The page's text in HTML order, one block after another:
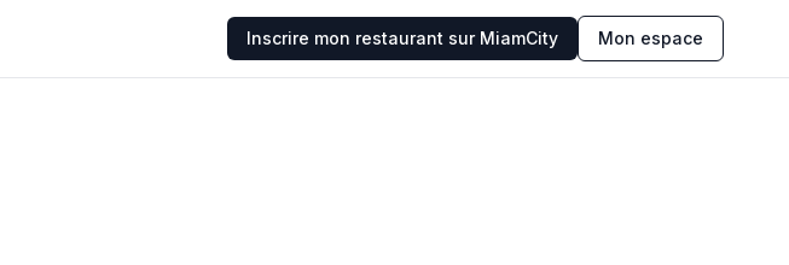
Inscrire mon restaurant sur MiamCity Mon espace